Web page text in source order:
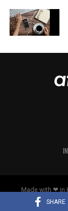
SHARE
Made with ❤ in